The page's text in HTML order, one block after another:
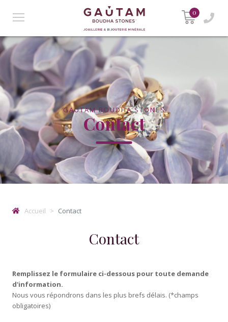
0
GAUTAM BOUDHA STONES
Contact
Accueil Contact
Contact
Remplissez le formulaire ci-dessous pour toute demande
d'information.
Nous vous répondrons dans les plus brefs délais. (*champs
obligatoires)